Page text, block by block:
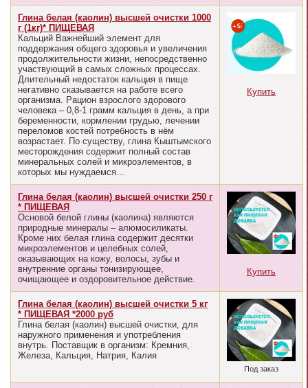
Глина белая (каолин) высшей очистки 1000
г (1кг)* ПИЩЕВАЯ
Кальций Важнейший элемент для
поддержания общего здоровья и увеличения
продолжительности жизни, непосредственно
участвующий в самых сложных процессах.
Длительный недостаток кальция в пище
негативно сказывается на работе всего
организма. Рацион взрослого здорового
человека – 0,8-1 грамм кальция в день, а при
беременности, кормлении грудью, лечении
переломов костей потребность в нём
возрастает. По существу, глина Кыштымского
месторождения содержит полный состав
минеральных солей и микроэлементов, в
которых мы нуждаемся...
Купить
Глина белая (каолин) высшей очистки 250 г
* ПИЩЕВАЯ
Основой белой глины (каолина) являются
природные минералы – алюмосиликаты.
Кроме них белая глина содержит десятки
микроэлементов и целебных солей,
оказывающих на кожу, волосы, зубы и
внутренние органы тонизирующее,
очищающее и оздоровительное действие.
Купить
Глина белая (каолин) высшей очистки 5 кг
* ПИЩЕВАЯ *2000 руб
Глина белая (каолин) высшей очистки, для
наружного применения и употребления
внутрь. Поставщик в организм: Кремния,
Железа, Кальция, Натрия, Калия
Под заказ